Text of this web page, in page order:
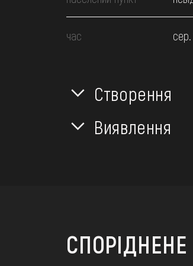
час
Створення
Виявлення
СПОРІДНЕНЕ